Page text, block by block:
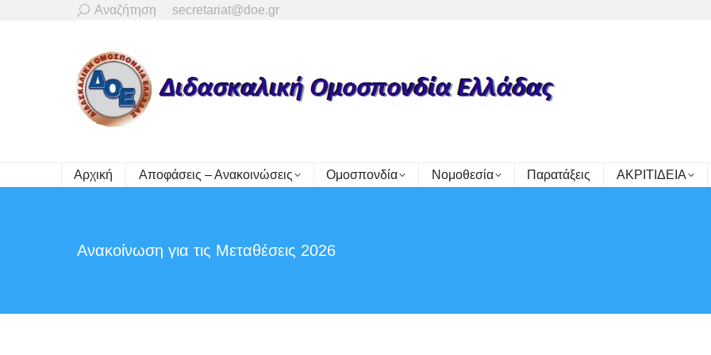
Search:
Αναζήτηση secretariat@doe.gr
Αρχική Αποφάσεις – Ανακοινώσεις Ομοσπονδία Νομοθεσία Παρατάξεις ΑΚΡΙΤΙΔΕΙΑ
Ανακοίνωση για τις Μεταθέσεις 2026